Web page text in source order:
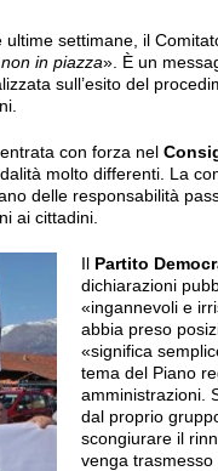
settimane, il
in piazza». È un
sull’esito del
con forza nel
molto differenti. La
delle responsabilità
ai cittadini.
Il Partito
dichiarazioni
«ingannevoli e
abbia preso
«significa
tema del Piano
amministrazioni.
dal proprio
scongiurare il
venga